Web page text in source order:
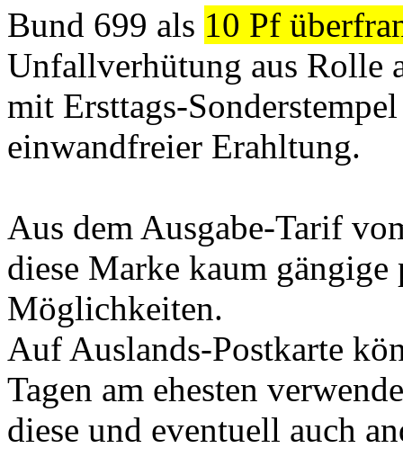
Bund 699 als 10 Pf
Unfallverhütung aus Rolle
mit Ersttags-
einwandfreier Erahltung.
Aus dem Ausgabe-Tarif
diese Marke kaum
Möglichkeiten.
Auf Auslands-Postkarte
Tagen am ehesten
diese und eventuell auch